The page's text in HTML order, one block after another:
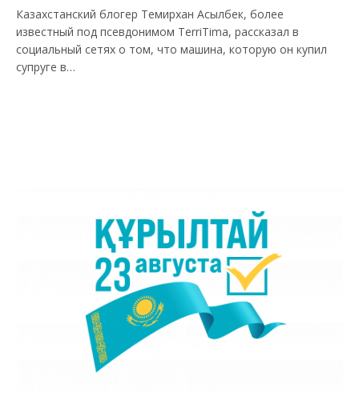
Казахстанский блогер Темирхан Асылбек, более
известный под псевдонимом TerriTima, рассказал в
социальный сетях о том, что машина, которую он купил
супруге в…